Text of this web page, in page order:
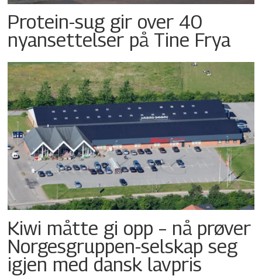
Protein-sug gir over 40
nyansettelser på Tine Frya
Kiwi måtte gi opp – nå prøver
Norgesgruppen-selskap seg
igjen med dansk lavpris